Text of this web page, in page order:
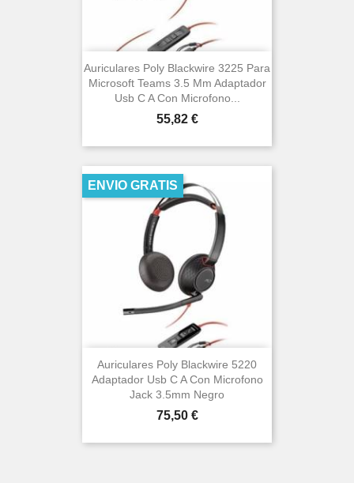
Auriculares Poly Blackwire 3225 Para
Microsoft Teams 3.5 Mm Adaptador
Usb C A Con Microfono...
Precio
55,82 €
Auriculares Poly Blackwire 5220
Adaptador Usb C A Con Microfono
Jack 3.5mm Negro
Precio
75,50 €
ENVIO GRATIS